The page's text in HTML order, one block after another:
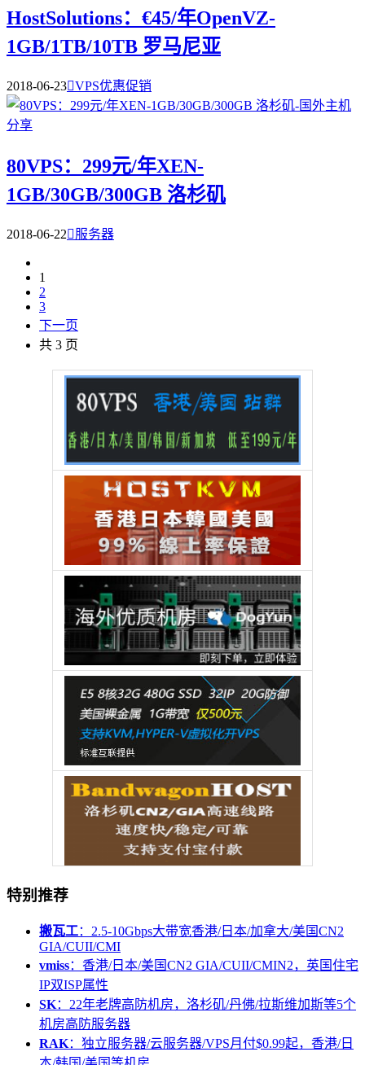
HostSolutions：€45/年OpenVZ-
1GB/1TB/10TB 罗马尼亚
2018-06-23VPS优惠促销
80VPS：299元/年XEN-
1GB/30GB/300GB 洛杉矶
2018-06-22服务器
1
2
3
下一页
共 3 页
特别推荐
搬瓦工：2.5-10Gbps大带宽香港/日本/加拿大/美国CN2
GIA/CUII/CMI
vmiss：香港/日本/美国CN2 GIA/CUII/CMIN2，英国住宅
IP双ISP属性
SK：22年老牌高防机房，洛杉矶/丹佛/拉斯维加斯等5个
机房高防服务器
RAK：独立服务器/云服务器/VPS月付$0.99起，香港/日